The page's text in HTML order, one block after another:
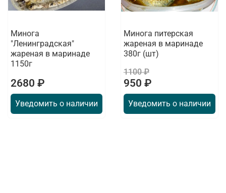
Минога
"Ленинградская"
жареная в маринаде
1150г
2680 ₽
Уведомить о наличии
Минога питерская
жареная в маринаде
380г (шт)
1100 ₽
950 ₽
Уведомить о наличии